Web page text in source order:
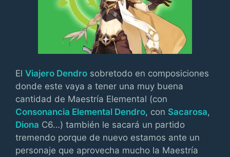
El Viajero Dendro sobretodo en composiciones
donde este vaya a tener una muy buena
cantidad de Maestría Elemental (con
Consonancia Elemental Dendro, con Sacarosa,
Diona C6…) también le sacará un partido
tremendo porque de nuevo estamos ante un
personaje que aprovecha mucho la Maestría